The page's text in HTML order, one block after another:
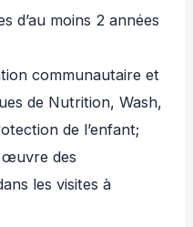
d’au moins 2 années
communautaire et
de Nutrition, Wash,
de l’enfant;
œuvre des
les visites à